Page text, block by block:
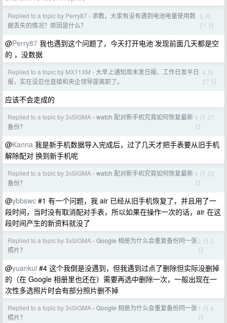
Replied to a topic by Perry87 › 求教，大家有没有遇到电池电量使用数
据丢失的情况？原因是什么？
5 月
21 日
@Perry87 我也遇到这个问题了，今天打开电池 发现前面几天都是空
的 ，没数据
Replied to a topic by MX11XM › 大早上通知周末发日报、工作日发半日
报，实在没忍住直接和央企领导提离职了。
4 月
27 日
应该不会走成的
Replied to a topic by 3xSiGMA › watch 配对新手机究竟如何恢复最新
备份？
4 月 27
日
@Kanna 我是新手机数据导入完成后，过了几天才把手表要从旧手机
解除配对 换到新手机呢
Replied to a topic by 3xSiGMA › watch 配对新手机究竟如何恢复最新
备份？
4 月 22
日
@ybbswc #1 有一个问题，我 air 已经从旧手机恢复了，并且用了一
段时间，当时没有取消配对手表，所以如果在操作一次的话，air 在这
段时间产生的新资料就没了
Replied to a topic by 3xSiGMA › Google 相册为什么会重复备份同一张
照片？
2 月 2
日
@yuankui #4 这个我倒是没遇到，但我遇到过点了删除但实际没删掉
的（在 Google 相册里也还在）需要再选中删除一次，一般出现在一
次性多选照片时会有部分照片删不掉
Replied to a topic by 3xSiGMA › Google 相册为什么会重复备份同一张
照片？
1 月 4
日